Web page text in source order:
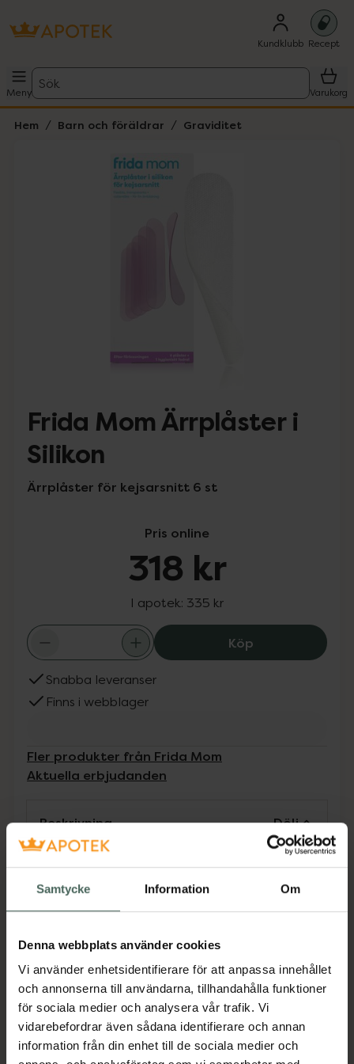
Samtycke Information Om
Denna webbplats använder cookies
Vi använder enhetsidentifierare för att anpassa innehållet
och annonserna till användarna, tillhandahålla funktioner
för sociala medier och analysera vår trafik. Vi
vidarebefordrar även sådana identifierare och annan
information från din enhet till de sociala medier och
Kundklubb Recept
Meny
Sök
Varukorg
Hem Barn och föräldrar Graviditet
Lista: . Innehåller 1 objekt.
Hoppa över Lista
Frida Mom Ärrplåster i
Silikon
Ärrplåster för kejsarsnitt 6 st
Pris online
318 kr
I apotek: 335 kr
KöpFrida Mom
Snabba leveranser
Finns i webblager
Fler produkter från Frida Mom
Aktuella erbjudanden
Beskrivning Dölj
CE-märkning att produkten är
säker att använda och uppfyller
Ärrplåster i silikon för kejsarsnitt som
återfuktar och skyddar för finare ärr och en
behagligare känsla.Varje plåster är över 20 cm
långt för att täcka hela snittet och tillverkat
av silikon i medicinsk kvalitet. Flexibla,
transparenta + vattentäta för fin ärrbildning.